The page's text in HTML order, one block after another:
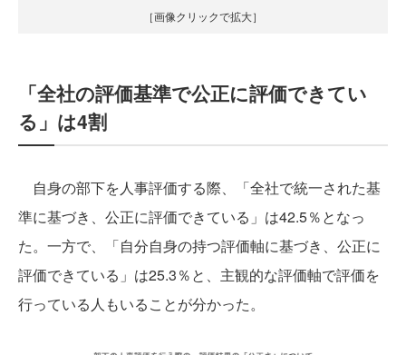
［画像クリックで拡大］
「全社の評価基準で公正に評価できてい
る」は4割
自身の部下を人事評価する際、「全社で統一された基
準に基づき、公正に評価できている」は42.5％となっ
た。一方で、「自分自身の持つ評価軸に基づき、公正に
評価できている」は25.3％と、主観的な評価軸で評価を
行っている人もいることが分かった。